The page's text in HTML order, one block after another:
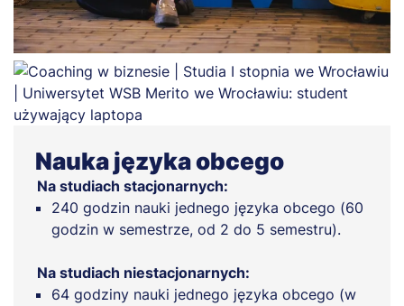
Nauka języka obcego
Na studiach stacjonarnych:
240 godzin nauki jednego języka obcego (60
godzin w semestrze, od 2 do 5 semestru).
Na studiach niestacjonarnych:
64 godziny nauki jednego języka obcego (w